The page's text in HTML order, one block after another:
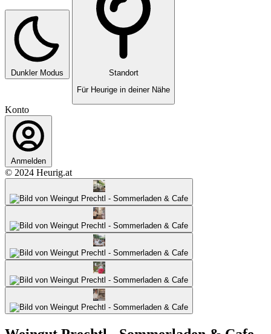
Dunkler Modus
Standort
Für Heurige in deiner Nähe
Konto
Anmelden
© 2024 Heurig.at